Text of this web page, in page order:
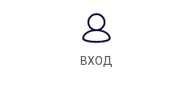
ВХОД